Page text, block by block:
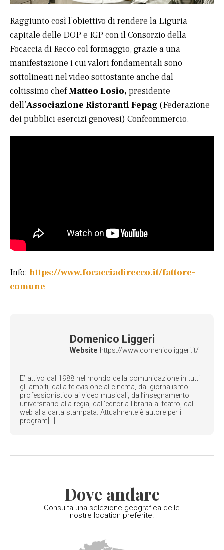
Raggiunto così l’obiettivo di rendere la Liguria
capitale delle DOP e IGP con il Consorzio della
Focaccia di Recco col formaggio, grazie a una
manifestazione i cui valori fondamentali sono
sottolineati nel video sottostante anche dal
coltissimo chefMatteo Losio, presidente
dell’Associazione Ristoranti Fepag (Federazione
dei pubblici esercizi genovesi) Confcommercio.
Info: https://www.focacciadirecco.it/fattore-
comune
Domenico Liggeri
Website https://www.domenicoliggeri.it/
E’ attivo dal 1988 nel mondo della comunicazione in tutti
gli ambiti, dalla televisione al cinema, dal giornalismo
professionistico ai video musicali, dall’insegnamento
universitario alla regia, dall’editoria libraria al teatro, dal
web alla carta stampata. Attualmente è autore per i
program[...]
Dove andare
Consulta una selezione geografica delle
nostre location preferite.